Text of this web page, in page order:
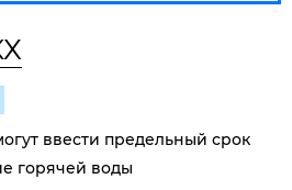
ввести предельный срок
горячей воды